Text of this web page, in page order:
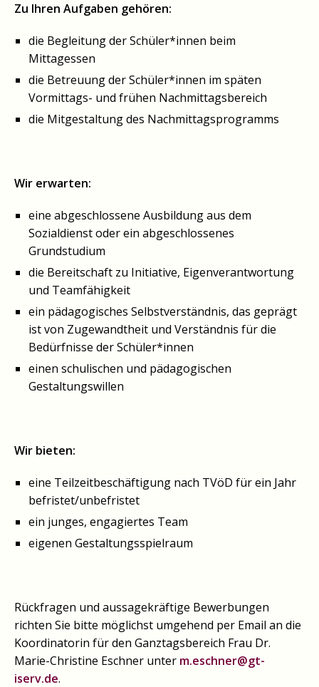
Zu Ihren Aufgaben gehören:
die Begleitung der Schüler*innen beim
Mittagessen
die Betreuung der Schüler*innen im späten
Vormittags- und frühen Nachmittagsbereich
die Mitgestaltung des Nachmittagsprogramms
Wir erwarten:
eine abgeschlossene Ausbildung aus dem
Sozialdienst oder ein abgeschlossenes
Grundstudium
die Bereitschaft zu Initiative, Eigenverantwortung
und Teamfähigkeit
ein pädagogisches Selbstverständnis, das geprägt
ist von Zugewandtheit und Verständnis für die
Bedürfnisse der Schüler*innen
einen schulischen und pädagogischen
Gestaltungswillen
Wir bieten:
eine Teilzeitbeschäftigung nach TVöD für ein Jahr
befristet/unbefristet
ein junges, engagiertes Team
eigenen Gestaltungsspielraum
Rückfragen und aussagekräftige Bewerbungen
richten Sie bitte möglichst umgehend per Email an die
Koordinatorin für den Ganztagsbereich Frau Dr.
Marie-Christine Eschner unter m.eschner@gt-
iserv.de.